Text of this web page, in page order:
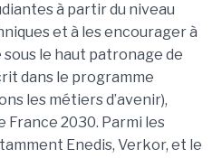
à partir du niveau
et à les encourager à
le haut patronage de
dans le programme
les métiers d’avenir),
France 2030. Parmi les
Enedis, Verkor, et le